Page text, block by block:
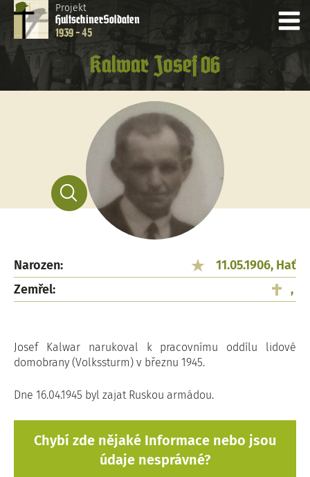
Projekt
HultschinerSoldaten
1939 - 45
Kalwar Josef 06
Narozen:
11.05.1906, Hať
Zemřel:
,
Josef Kalwar narukoval k pracovnímu oddílu lidové
domobrany (Volkssturm) v březnu 1945.
Dne 16.04.1945 byl zajat Ruskou armádou.
Chybí zde nějaké Informace nebo jsou
údaje nesprávné?